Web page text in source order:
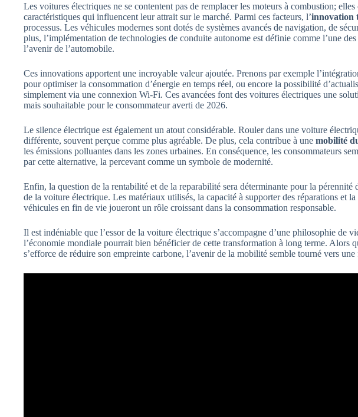
Les voitures électriques ne se contentent pas de remplacer les moteurs à combustion;
caractéristiques qui influencent leur attrait sur le marché. Parmi ces facteurs, l’innovation
processus. Les véhicules modernes sont dotés de systèmes avancés de navigation, de
plus, l’implémentation de technologies de conduite autonome est définie comme l’une
l’avenir de l’automobile.
Ces innovations apportent une incroyable valeur ajoutée. Prenons par exemple
pour optimiser la consommation d’énergie en temps réel, ou encore la possibilité
simplement via une connexion Wi-Fi. Ces avancées font des voitures électriques une
mais souhaitable pour le consommateur averti de 2026.
Le silence électrique est également un atout considérable. Rouler dans une voiture
différente, souvent perçue comme plus agréable. De plus, cela contribue à une mobilité
les émissions polluantes dans les zones urbaines. En conséquence, les consommateurs
par cette alternative, la percevant comme un symbole de modernité.
Enfin, la question de la rentabilité et de la reparabilité sera déterminante pour la pérennité
de la voiture électrique. Les matériaux utilisés, la capacité à supporter des réparations et
véhicules en fin de vie joueront un rôle croissant dans la consommation responsable.
Il est indéniable que l’essor de la voiture électrique s’accompagne d’une philosophie de
l’économie mondiale pourrait bien bénéficier de cette transformation à long terme. Alors
s’efforce de réduire son empreinte carbone, l’avenir de la mobilité semble tourné vers